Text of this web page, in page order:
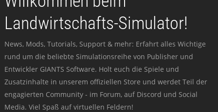
Landwirtschafts-Simulator!
News, Mods, Tutorials, Support & mehr: Erfahrt alles Wichtige
rund um die beliebte Simulationsreihe von Publisher und
Entwickler GIANTS Software. Holt euch die Spiele und
Zusatzinhalte in unserem offiziellen Store und werdet Teil der
engagierten Community - im Forum, auf Discord und Social
Media. Viel Spaß auf virtuellen Feldern!